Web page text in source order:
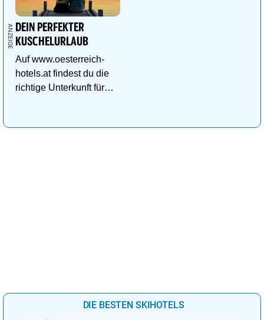
DEIN PERFEKTER
KUSCHELURLAUB
Auf www.oesterreich-
hotels.at findest du die
richtige Unterkunft für
DIE BESTEN SKIHOTELS